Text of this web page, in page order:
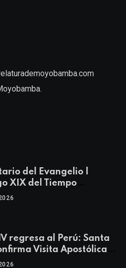
del Evangelio |
XIX del Tiempo
| Mateo 14, 22-23
regresa al Perú: Santa
Visita Apostólica
17 de noviembre